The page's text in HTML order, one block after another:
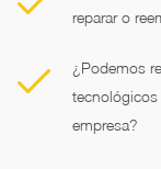
reparar o
¿Podemos
tecnológicos
empresa?